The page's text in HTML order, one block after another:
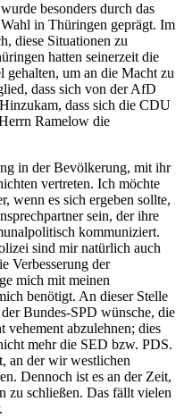
besonders durch das
in Thüringen geprägt. Im
diese Situationen zu
hatten seinerzeit die
um an die Macht zu
dass sich von der AfD
dass sich die CDU
Ramelow die
in der Bevölkerung, mit ihr
vertreten. Ich möchte
wenn es sich ergeben sollte,
sein, der ihre
kommuniziert.
sind mir natürlich auch
Verbesserung der
mich mit meinen
benötigt. An dieser Stelle
Bundes-SPD wünsche, die
vehement abzulehnen; dies
mehr die SED bzw. PDS.
an der wir westlichen
Dennoch ist es an der Zeit,
zu schließen. Das fällt vielen